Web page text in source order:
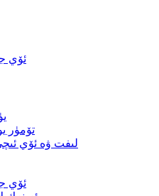
ئۆي
تۆمۈر
لىفت ۋە ئۆي
ئۆي